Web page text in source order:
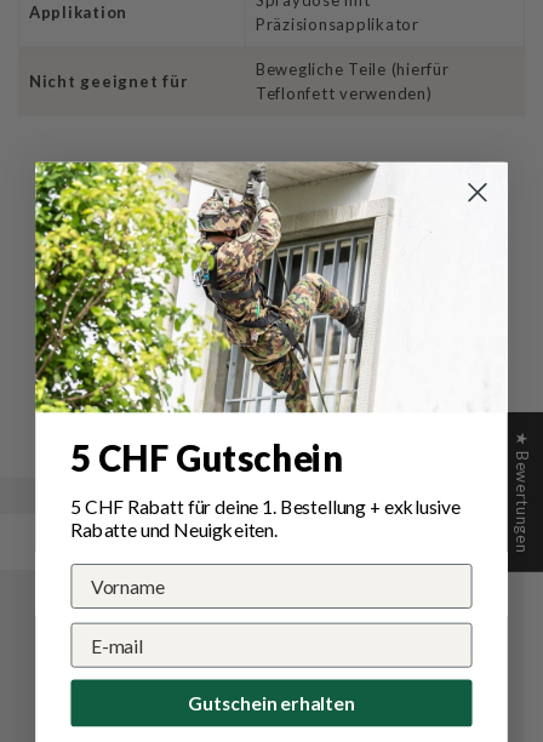
Applikation
Präzisionsapplikator
Nicht geeignet für
Bewegliche Teile (hierfür
Teflonfett verwenden)
Bewertungen für RifleCX
Waffenpflege Graphit Spray
Schreiben Sie die erste Bewertung
Schreibe
eine
Eine
Frage
★ Bewertungen
5 CHF Gutschein
5 CHF Rabatt für deine 1. Bestellung+ exklusive
Rabatte und Neuigkeiten.
Gutschein erhalten